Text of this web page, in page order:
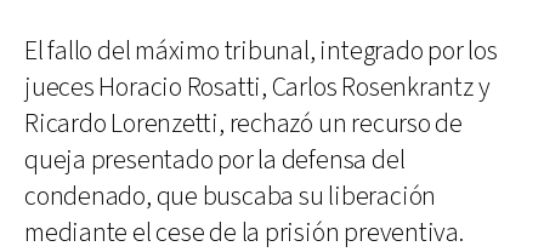
El fallo del máximo tribunal, integrado por los
jueces Horacio Rosatti, Carlos Rosenkrantz y
Ricardo Lorenzetti, rechazó un recurso de
queja presentado por la defensa del
condenado, que buscaba su liberación
mediante el cese de la prisión preventiva.